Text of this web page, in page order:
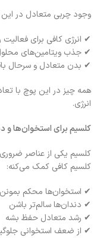
وجود چربی متعادل در
✔ انرژی کافی برای فعالیت
✔ جذب ویتامین‌های
✔ بدن متعادل و سرحال
همه چیز در این پوچ با
انرژی.
کلسیم برای استخوان‌ها
کلسیم یکی از عناصر
کلسیم کافی کمک می‌کنه:
✔ استخوان‌ها محکم بمونن
✔ دندان‌ها سالم‌تر باشن
✔ رشد متعادل حفظ بشه
✔ از ضعف استخوانی